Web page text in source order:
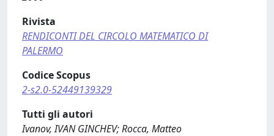
Rivista
RENDICONTI DEL CIRCOLO MATEMATICO DI
PALERMO
Codice Scopus
2-s2.0-52449139329
Tutti gli autori
Ivanov, IVAN GINCHEV; Rocca, Matteo